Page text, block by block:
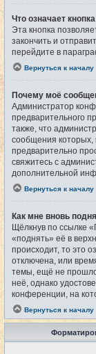
Что означает
Эта кнопка
закончить и
перейдите в
Вернуться к началу
Почему моё
Администратор
предварительного
также, что
сообщения
предварительно
свяжитесь с
дополнительной
Вернуться к началу
Как мне вновь
Щёлкнув по ссылке
«поднять» её в
происходит, то это
отключена, или
темы, ещё не
неё, однако
конференции, на
Вернуться к началу